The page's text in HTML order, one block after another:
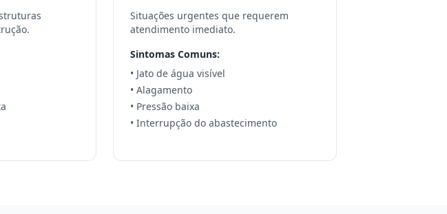
Situações urgentes que requerem
atendimento imediato.
Sintomas Comuns:
• Jato de água visível
• Alagamento
• Pressão baixa
• Interrupção do abastecimento